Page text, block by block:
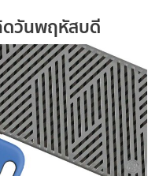
ดวันพฤหัสบดี